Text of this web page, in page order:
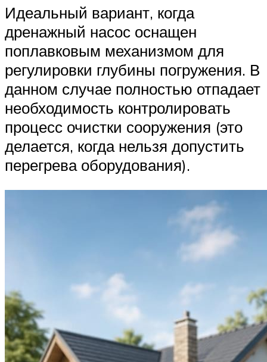
Идеальный вариант, когда
дренажный насос оснащен
поплавковым механизмом для
регулировки глубины погружения. В
данном случае полностью отпадает
необходимость контролировать
процесс очистки сооружения (это
делается, когда нельзя допустить
перегрева оборудования).